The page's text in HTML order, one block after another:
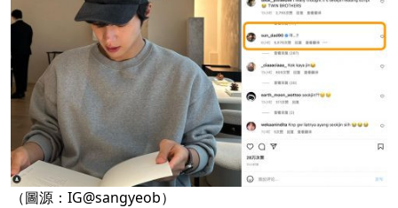
（圖源：IG@sangyeob）